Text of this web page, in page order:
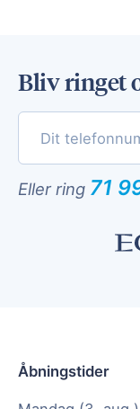
Bliv ringet
Eller ring 71
Åbningstider